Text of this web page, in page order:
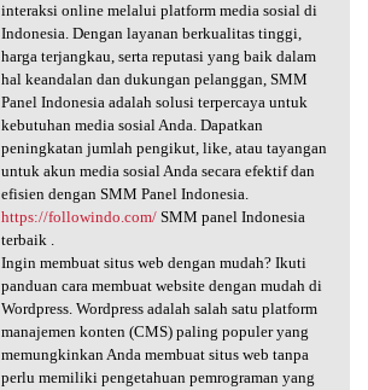
interaksi online melalui platform media sosial di
Indonesia. Dengan layanan berkualitas tinggi,
harga terjangkau, serta reputasi yang baik dalam
hal keandalan dan dukungan pelanggan, SMM
Panel Indonesia adalah solusi terpercaya untuk
kebutuhan media sosial Anda. Dapatkan
peningkatan jumlah pengikut, like, atau tayangan
untuk akun media sosial Anda secara efektif dan
efisien dengan SMM Panel Indonesia.
https://followindo.com/SMM panel Indonesia
terbaik .
Ingin membuat situs web dengan mudah? Ikuti
panduan cara membuat website dengan mudah di
Wordpress. Wordpress adalah salah satu platform
manajemen konten (CMS) paling populer yang
memungkinkan Anda membuat situs web tanpa
perlu memiliki pengetahuan pemrograman yang